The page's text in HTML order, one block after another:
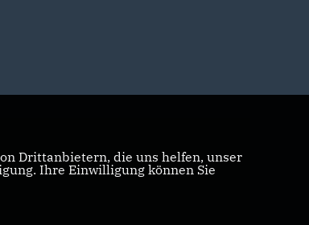
Drittanbietern, die uns helfen, unser
Ihre Einwilligung können Sie